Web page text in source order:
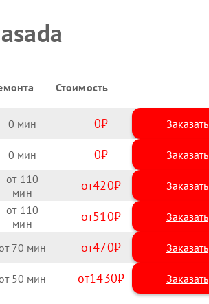
Стоимость
0 0 Заказать
0 0 Заказать
110 420
110 510
70 470
50 1430